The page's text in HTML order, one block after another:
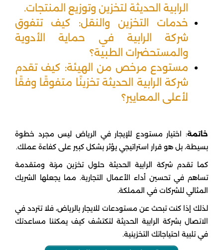
الرابية الحديثة لتخزين وتوزيع المنتجات.
خدمات التخزين والنقل: كيف تتفوق
شركة الرابية في حماية الأدوية
والمستحضرات الطبية؟
مستودع مرخص من الهيئة: كيف تقدم
شركة الرابية الحديثة تخزينًا متفوقًا وفقًا
لأعلى المعايير؟
خاتمة: اختيار مستودع للإيجار في الرياض ليس مجرد خطوة
بسيطة، بل هو قرار استراتيجي يؤثر بشكل كبير على كفاءة عملك.
كما تقدم شركة الرابية الحديثة حلول تخزين مرنة ومتقدمة
تساهم في تحسين أداء الأعمال التجارية. مما يجعلها الشريك
المثالي للشركات في المملكة.
لذلك إذا كنت تبحث عن مستودعات للايجار بالرياض، فلا تتردد في
الاتصال بشركة الرابية الحديثة لتكتشف كيف يمكننا مساعدتك
في تلبية احتياجاتك التخزينية.